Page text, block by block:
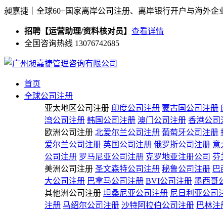
昶嘉捷｜全球60+国家离岸公司注册、离岸银行开户与海外企
招聘【运营助理/资料核对员】 查看详情
全国咨询热线 13076742685
首页
全球公司注册
亚太地区公司注册 印度公司注册 蒙古国公司注册
湾公司注册 韩国公司注册 澳门公司注册 香港公司
欧洲公司注册 北爱尔兰公司注册 葡萄牙公司注册
爱尔兰公司注册 英国公司注册 俄罗斯公司注册 意
公司注册 罗马尼亚公司注册 克罗地亚注册公司 芬
美洲公司注册 圣文森特公司注册 秘鲁公司注册
大公司注册 巴拿马公司注册 BVI公司注册 墨西哥
其他洲公司注册 坦桑尼亚公司注册 尼日利亚公司
注册 马绍尔公司注册 沙特阿拉伯公司注册 巴林注